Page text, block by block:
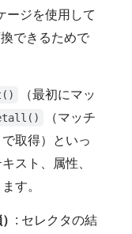
ージを使用して
できるためで
（最初にマッ
（マッチ
取得）といっ
スト、属性、
す。
: セレクタの結